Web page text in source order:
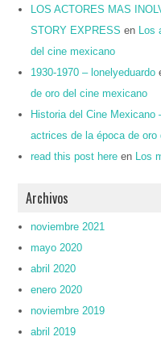
LOS ACTORES MAS
STORY EXPRESS en Los
del cine mexicano
1930-1970 – lonelyeduardo
de oro del cine mexicano
Historia del Cine Mexicano
actrices de la época de
read this post here en Los
Archivos
noviembre 2021
mayo 2020
abril 2020
enero 2020
noviembre 2019
abril 2019